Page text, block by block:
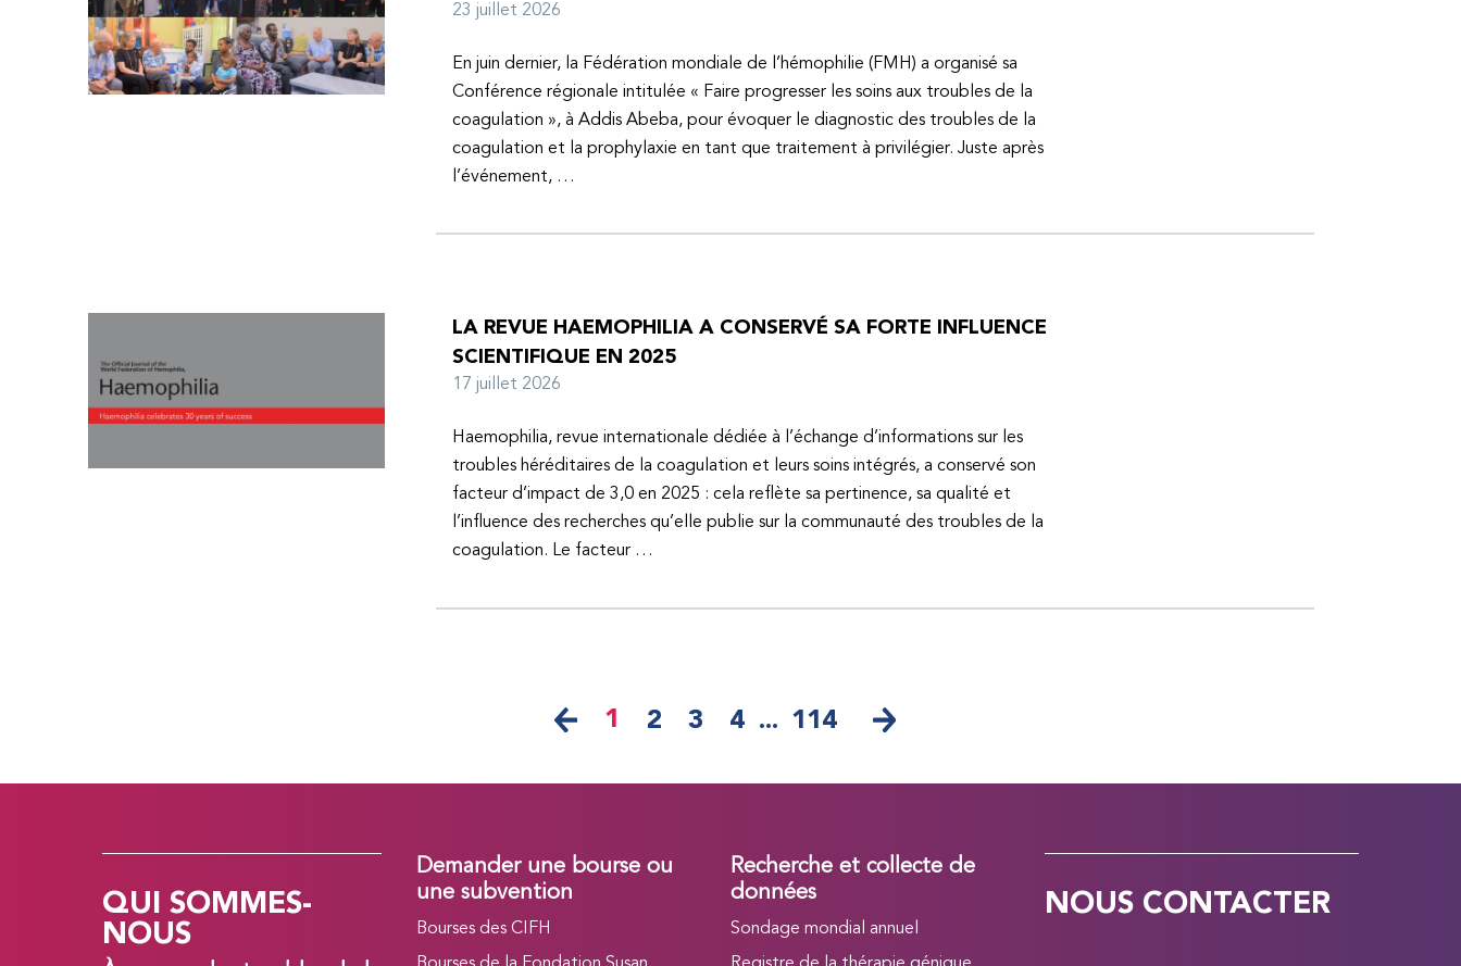
23 juillet 2026
En juin dernier, la Fédération mondiale de l’hémophilie (FMH) a organisé sa
Conférence régionale intitulée « Faire progresser les soins aux troubles de la
coagulation », à Addis Abeba, pour évoquer le diagnostic des troubles de la
coagulation et la prophylaxie en tant que traitement à privilégier. Juste après
l’événement, …
LA REVUE HAEMOPHILIA A CONSERVÉ SA FORTE INFLUENCE
SCIENTIFIQUE EN 2025
17 juillet 2026
Haemophilia, revue internationale dédiée à l’échange d’informations sur les
troubles héréditaires de la coagulation et leurs soins intégrés, a conservé son
facteur d’impact de 3,0 en 2025 : cela reflète sa pertinence, sa qualité et
l’influence des recherches qu’elle publie sur la communauté des troubles de la
coagulation. Le facteur …
1 2 3 4 ... 114
QUI SOMMES-
NOUS
Demander une bourse ou
une subvention
Bourses des CIFH
Recherche et collecte de
données
Sondage mondial annuel
NOUS CONTACTER